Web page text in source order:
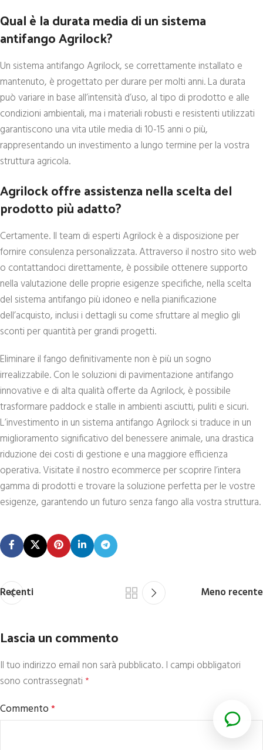
Qual è la durata media di un sistema
antifango Agrilock?
Un sistema antifango Agrilock, se correttamente installato e
mantenuto, è progettato per durare per molti anni. La durata
può variare in base all’intensità d’uso, al tipo di prodotto e alle
condizioni ambientali, ma i materiali robusti e resistenti utilizzati
garantiscono una vita utile media di 10-15 anni o più,
rappresentando un investimento a lungo termine per la vostra
struttura agricola.
Agrilock offre assistenza nella scelta del
prodotto più adatto?
Certamente. Il team di esperti Agrilock è a disposizione per
fornire consulenza personalizzata. Attraverso il nostro sito web
o contattandoci direttamente, è possibile ottenere supporto
nella valutazione delle proprie esigenze specifiche, nella scelta
del sistema antifango più idoneo e nella pianificazione
dell’acquisto, inclusi i dettagli su come sfruttare al meglio gli
sconti per quantità per grandi progetti.
Eliminare il fango definitivamente non è più un sogno
irrealizzabile. Con le soluzioni di pavimentazione antifango
innovative e di alta qualità offerte da Agrilock, è possibile
trasformare paddock e stalle in ambienti asciutti, puliti e sicuri.
L’investimento in un sistema antifango Agrilock si traduce in un
miglioramento significativo del benessere animale, una drastica
riduzione dei costi di gestione e una maggiore efficienza
operativa. Visitate il nostro ecommerce per scoprire l’intera
gamma di prodotti e trovare la soluzione perfetta per le vostre
esigenze, garantendo un futuro senza fango alla vostra struttura.
Recenti Meno recente
Lascia un commento
Il tuo indirizzo email non sarà pubblicato. I campi obbligatori
sono contrassegnati*
Commento*